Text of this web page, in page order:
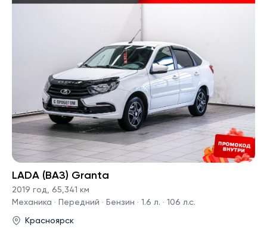
LADA (ВАЗ) Granta
2019 год, 65,341 км
Механика · Передний · Бензин · 1.6 л. · 106 л.с.
Красноярск